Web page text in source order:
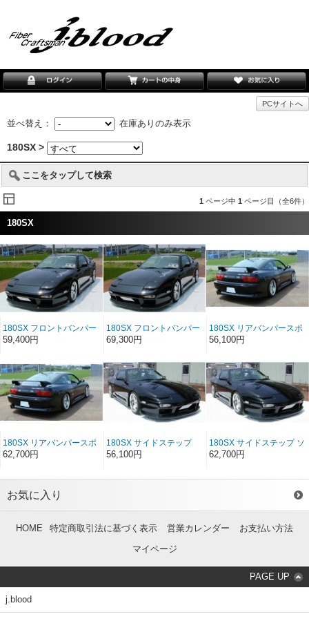
PCサイトへ
並べ替え： 在庫ありのみ表示
180SX >
ここをタップして検索
1 ページ中 1 ページ目（全6件）
180SX
180SX フロントバンパー
スポイラー FRP（前/中/後
59,400円
180SX フロントバンパー
スポイラー ソフト
69,300円
180SX リアバンパースポ
イラー FRP（前/中/後期）
56,100円
180SX リアバンパースポ
イラー ソフトFRP（前/中/
後期）
62,700円
180SX サイドステップ
FRP(前/中/後期）
56,100円
180SX サイドステップ ソ
フトFRP（前/中/後期期）
62,700円
お気に入り
HOME 特定商取引法に基づく表示 営業カレンダー
お支払い方法
マイページ
PAGE UP
j.blood